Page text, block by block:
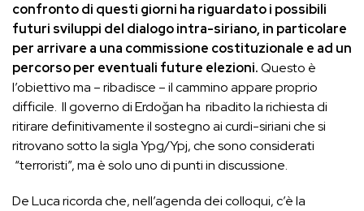
confronto di questi giorni ha riguardato i possibili
futuri sviluppi del dialogo intra-siriano, in particolare
per arrivare a una commissione costituzionale e ad un
percorso per eventuali future elezioni.Questo è
l’obiettivo ma – ribadisce – il cammino appare proprio
difficile. Il governo di Erdoğan ha ribadito la richiesta di
ritirare definitivamente il sostegno ai curdi-siriani che si
ritrovano sotto la sigla Ypg/Ypj, che sono considerati
“terroristi”, ma è solo uno di punti in discussione.
De Luca ricorda che, nell’agenda dei colloqui, c’è la